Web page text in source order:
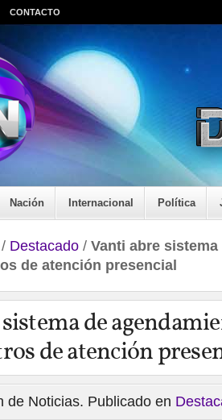
CONTACTO
Nación Internacional Política
/ Destacado / Vanti abre
de atención presencial
de
de atención
de Noticias. Publicado en